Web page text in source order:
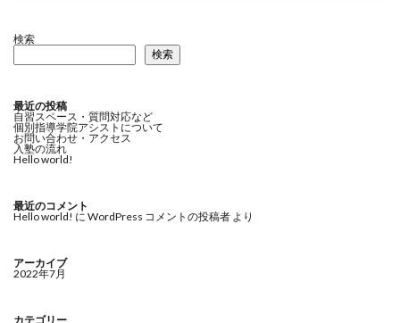
検索
検索
最近の投稿
自習スペース・質問対応など
個別指導学院アシストについて
お問い合わせ・アクセス
入塾の流れ
Hello world!
最近のコメント
Hello world! に WordPress コメントの投稿者 より
アーカイブ
2022年7月
カテゴリー